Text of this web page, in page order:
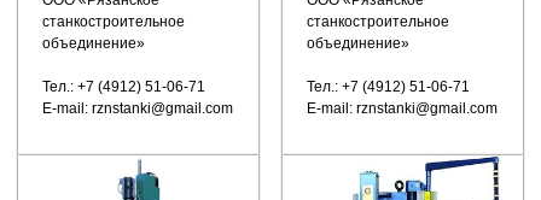
станкостроительное
объединение»
Тел.: +7 (4912) 51-06-71
E-mail: rznstanki@gmail.com
станкостроительное
объединение»
Тел.: +7 (4912) 51-06-71
E-mail: rznstanki@gmail.com